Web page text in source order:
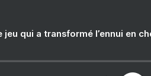
jeu qui a transformé l’ennui en